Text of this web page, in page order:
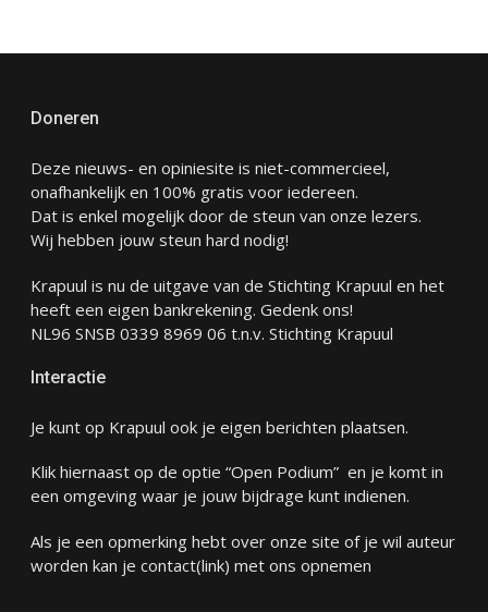
Doneren
Deze nieuws- en opiniesite is niet-commercieel,
onafhankelijk en 100% gratis voor iedereen.
Dat is enkel mogelijk door de steun van onze lezers.
Wij hebben jouw steun hard nodig!
Krapuul is nu de uitgave van de Stichting Krapuul en het
heeft een eigen bankrekening. Gedenk ons!
NL96 SNSB 0339 8969 06 t.n.v. Stichting Krapuul
Interactie
Je kunt op Krapuul ook je eigen berichten plaatsen.
Klik hiernaast op de optie “Open Podium” en je komt in
een omgeving waar je jouw bijdrage kunt indienen.
Als je een opmerking hebt over onze site of je wil auteur
worden kan je contact(link) met ons opnemen